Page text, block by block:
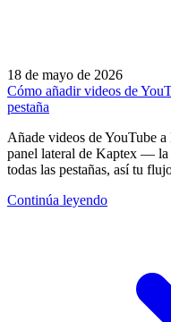
18 de mayo de 2026
Cómo añadir videos de
pestaña
Añade videos de YouTube
panel lateral de Kaptex — la
todas las pestañas, así tu
Continúa leyendo